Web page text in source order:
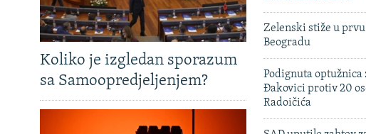
Koliko je izgledan sporazum
sa Samoopredjeljenjem?
Zelenski stiže u
Beogradu
Podignuta optužnica
Đakovici protiv 20
Radoičića